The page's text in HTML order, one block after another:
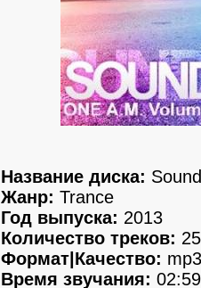
Название диска:
Жанр: Trance
Год выпуска: 2013
Количество треков: 25
Формат|Качество:
Время звучания: